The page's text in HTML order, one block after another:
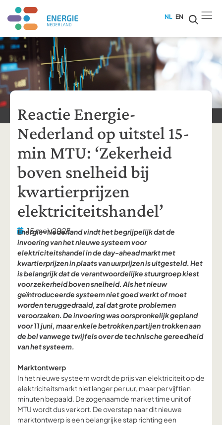
NL EN
Reactie Energie-
Nederland op uitstel 15-
min MTU: ‘Zekerheid
boven snelheid bij
kwartierprijzen
elektriciteitshandel’
15 mei, 2025
Energie-Nederland vindt het begrijpelijk dat de
invoering van het nieuwe systeem voor
elektriciteitshandel in de day-ahead markt met
kwartierprijzen in plaats van uurprijzen is uitgesteld. Het
is belangrijk dat de verantwoordelijke stuurgroep kiest
voor zekerheid boven snelheid. Als het nieuw
geïntroduceerde systeem niet goed werkt of moet
worden teruggedraaid, zal dat grote problemen
veroorzaken. De invoering was oorspronkelijk gepland
voor 11 juni, maar enkele betrokken partijen trokken aan
de bel vanwege twijfels over de technische gereedheid
van het systeem.
Marktontwerp
In het nieuwe systeem wordt de prijs van elektriciteit op de
elektriciteitsmarkt niet langer per uur, maar per vijftien
minuten bepaald. De zogenaamde market time unit of
MTU wordt dus verkort. De overstap naar dit nieuwe
marktontwerp is een belangrijke stap richting een